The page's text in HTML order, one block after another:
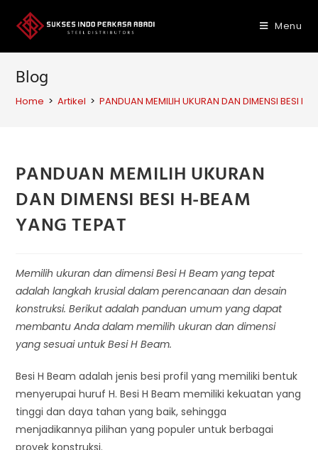
content
Menu
Blog
Home > Artikel > PANDUAN MEMILIH UKURAN DAN DIMENSI BESI H-
PANDUAN MEMILIH UKURAN
DAN DIMENSI BESI H-BEAM
YANG TEPAT
Memilih ukuran dan dimensi Besi H Beam yang tepat
adalah langkah krusial dalam perencanaan dan desain
konstruksi. Berikut adalah panduan umum yang dapat
membantu Anda dalam memilih ukuran dan dimensi
yang sesuai untuk Besi H Beam.
Besi H Beam adalah jenis besi profil yang memiliki bentuk
menyerupai huruf H. Besi H Beam memiliki kekuatan yang
tinggi dan daya tahan yang baik, sehingga
menjadikannya pilihan yang populer untuk berbagai
proyek konstruksi.